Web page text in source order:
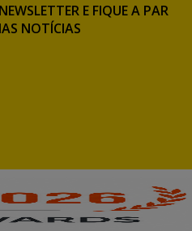
E FIQUE A PAR
NOTÍCIAS